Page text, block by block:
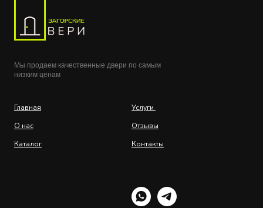
Мы продаем качественные двери по самым
низким ценам
Главная
О нас
Каталог
Услуги
Отзывы
Контакты